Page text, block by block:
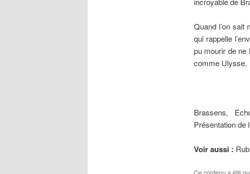
Quand l’on
qui rappelle
pu mourir de ne
comme Ulysse.
Brassens,
Présentation de
Voir aussi :
Ce contenu a été